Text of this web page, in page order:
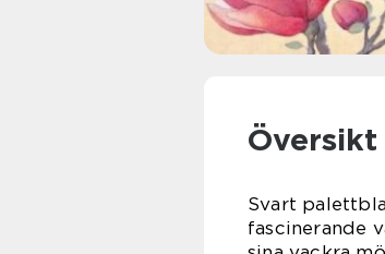
Svart
fascinerande